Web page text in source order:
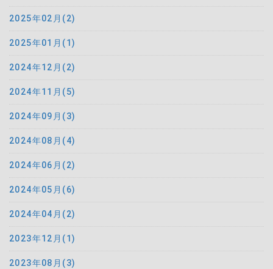
2025年02月(2)
2025年01月(1)
2024年12月(2)
2024年11月(5)
2024年09月(3)
2024年08月(4)
2024年06月(2)
2024年05月(6)
2024年04月(2)
2023年12月(1)
2023年08月(3)